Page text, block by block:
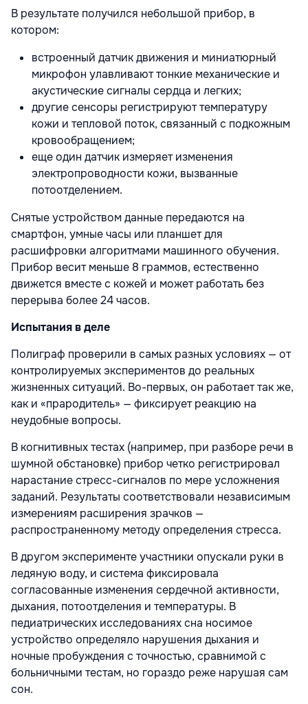
В результате получился небольшой прибор, в
котором:
встроенный датчик движения и миниатюрный
микрофон улавливают тонкие механические и
акустические сигналы сердца и легких;
другие сенсоры регистрируют температуру
кожи и тепловой поток, связанный с подкожным
кровообращением;
еще один датчик измеряет изменения
электропроводности кожи, вызванные
потоотделением.
Снятые устройством данные передаются на
смартфон, умные часы или планшет для
расшифровки алгоритмами машинного обучения.
Прибор весит меньше 8 граммов, естественно
движется вместе с кожей и может работать без
перерыва более 24 часов.
Испытания в деле
Полиграф проверили в самых разных условиях — от
контролируемых экспериментов до реальных
жизненных ситуаций. Во-первых, он работает так же,
как и «прародитель» — фиксирует реакцию на
неудобные вопросы.
В когнитивных тестах (например, при разборе речи в
шумной обстановке) прибор четко регистрировал
нарастание стресс-сигналов по мере усложнения
заданий. Результаты соответствовали независимым
измерениям расширения зрачков —
распространенному методу определения стресса.
В другом эксперименте участники опускали руки в
ледяную воду, и система фиксировала
согласованные изменения сердечной активности,
дыхания, потоотделения и температуры. В
педиатрических исследованиях сна носимое
устройство определяло нарушения дыхания и
ночные пробуждения с точностью, сравнимой с
больничными тестам, но гораздо реже нарушая сам
сон.